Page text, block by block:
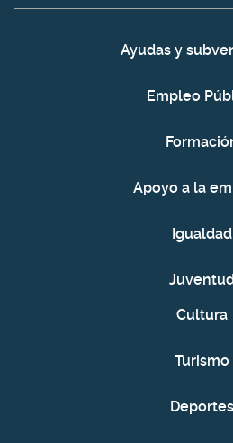
Ayudas y
Empleo
Apoyo a la
Igualdad
Cultura
Turismo
Deportes